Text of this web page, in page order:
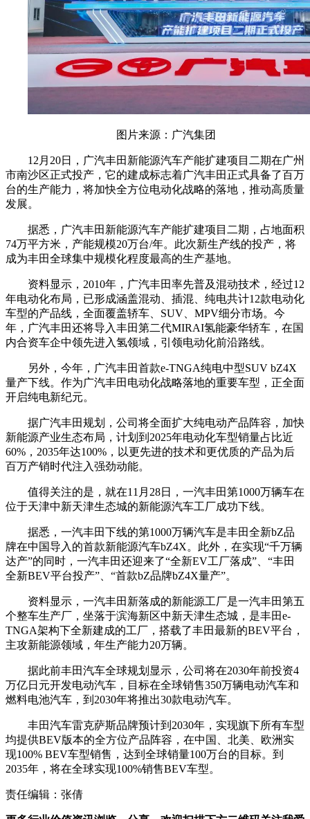
图片来源：广汽集团
12月20日，广汽丰田新能源汽车产能扩建项目二期在广州
市南沙区正式投产，它的建成标志着广汽丰田正式具备了百万
台的生产能力，将加快全方位电动化战略的落地，推动高质量
发展。
据悉，广汽丰田新能源汽车产能扩建项目二期，占地面积
74万平方米，产能规模20万台/年。此次新生产线的投产，将
成为丰田全球集中规模化程度最高的生产基地。
资料显示，2010年，广汽丰田率先普及混动技术，经过12
年电动化布局，已形成涵盖混动、插混、纯电共计12款电动化
车型的产品线，全面覆盖轿车、SUV、MPV细分市场。今
年，广汽丰田还将导入丰田第二代MIRAI氢能豪华轿车，在国
内合资车企中领先进入氢领域，引领电动化前沿路线。
另外，今年，广汽丰田首款e-TNGA纯电中型SUV bZ4X
量产下线。作为广汽丰田电动化战略落地的重要车型，正全面
开启纯电新纪元。
据广汽丰田规划，公司将全面扩大纯电动产品阵容，加快
新能源产业生态布局，计划到2025年电动化车型销量占比近
60%，2035年达100%，以更先进的技术和更优质的产品为后
百万产销时代注入强劲动能。
值得关注的是，就在11月28日，一汽丰田第1000万辆车在
位于天津中新天津生态城的新能源汽车工厂成功下线。
据悉，一汽丰田下线的第1000万辆汽车是丰田全新bZ品
牌在中国导入的首款新能源汽车bZ4X。此外，在实现“千万辆
达产”的同时，一汽丰田还迎来了“全新EV工厂落成”、“丰田
全新BEV平台投产”、“首款bZ品牌bZ4X量产”。
资料显示，一汽丰田新落成的新能源工厂是一汽丰田第五
个整车生产厂，坐落于滨海新区中新天津生态城，是丰田e-
TNGA架构下全新建成的工厂，搭载了丰田最新的BEV平台，
主攻新能源领域，年生产能力20万辆。
据此前丰田汽车全球规划显示，公司将在2030年前投资4
万亿日元开发电动汽车，目标在全球销售350万辆电动汽车和
燃料电池汽车，到2030年将推出30款电动汽车。
丰田汽车雷克萨斯品牌预计到2030年，实现旗下所有车型
均提供BEV版本的全方位产品阵容，在中国、北美、欧洲实
现100% BEV车型销售，达到全球销量100万台的目标。到
2035年，将在全球实现100%销售BEV车型。
责任编辑：张倩